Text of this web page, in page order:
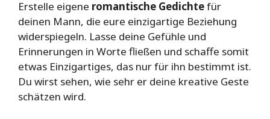
Erstelle eigene romantische Gedichtefür
deinen Mann, die eure einzigartige Beziehung
widerspiegeln. Lasse deine Gefühle und
Erinnerungen in Worte fließen und schaffe somit
etwas Einzigartiges, das nur für ihn bestimmt ist.
Du wirst sehen, wie sehr er deine kreative Geste
schätzen wird.